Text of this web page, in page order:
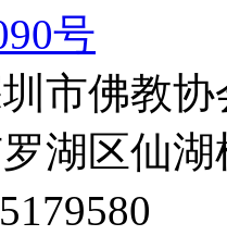
号
市佛教
湖区仙